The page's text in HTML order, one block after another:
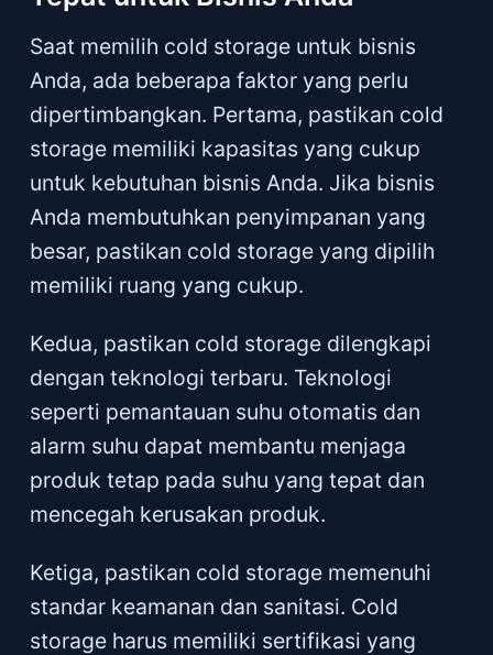
Saat memilih cold storage untuk bisnis
Anda, ada beberapa faktor yang perlu
dipertimbangkan. Pertama, pastikan cold
storage memiliki kapasitas yang cukup
untuk kebutuhan bisnis Anda. Jika bisnis
Anda membutuhkan penyimpanan yang
besar, pastikan cold storage yang dipilih
memiliki ruang yang cukup.
Kedua, pastikan cold storage dilengkapi
dengan teknologi terbaru. Teknologi
seperti pemantauan suhu otomatis dan
alarm suhu dapat membantu menjaga
produk tetap pada suhu yang tepat dan
mencegah kerusakan produk.
Ketiga, pastikan cold storage memenuhi
standar keamanan dan sanitasi. Cold
storage harus memiliki sertifikasi yang